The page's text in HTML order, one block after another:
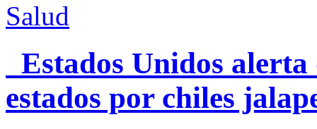
Salud
Estados Unidos alerta
estados por chiles